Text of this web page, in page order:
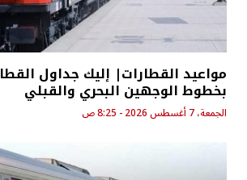
مواعيد القطارات| إليك جداول
بخطوط الوجهين البحري والقبلي
الجمعة، 7 أغسطس 2026 - 8:25 ص